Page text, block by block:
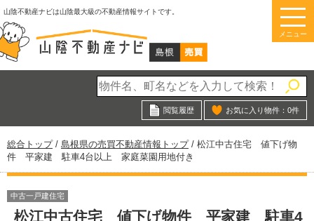
このページの本文へ
山陰不動産ナビは山陰最大級の不動産情報サイトです。
メニュー
閲覧履歴 お気に入り物件： 0件
現
在
の
置：
総合トップ/ 島根県の売買不動産情報トップ/ 松江中古住宅 値下げ物
件 平家建 駐車4台以上 家庭菜園用地付き
中古一戸建住宅
松江中古住宅 値下げ物件 平家建 駐車4